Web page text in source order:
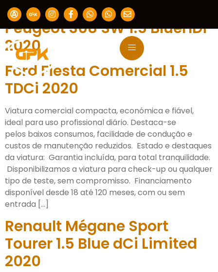
Peugeot 308 SW 1.5 BlueHDi
2020
Ford Fiesta Comercial 1.5
TDCi 2020
Viatura comercial compacta, económica e fiável,
ideal para uso profissional diário. Destaca-se
pelos baixos consumos, facilidade de condução e
custos de manutenção reduzidos. Estado e destaques
da viatura: Garantia incluída, para total tranquilidade.
Disponibilizamos a viatura para check-up ou qualquer
tipo de teste, sem compromisso. Financiamento
disponível desde 18 até 120 meses, com ou sem
entrada […]
Renault Mégane Sport
Tourer 1.5 Blue dCi Limited
2020